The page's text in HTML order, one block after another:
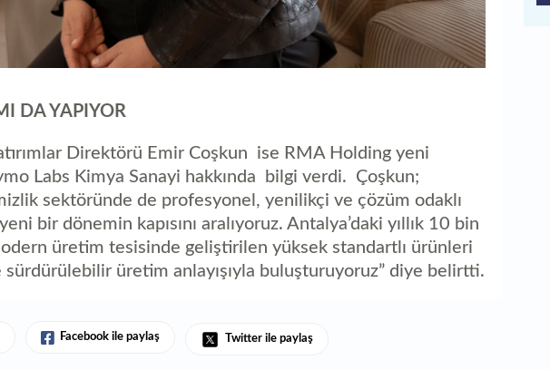
DA YAPIYOR
Direktörü Emir Coşkun ise RMA Holding yeni
Labs Kimya Sanayi hakkında bilgi verdi. Çoşkun;
sektöründe de profesyonel, yenilikçi ve çözüm odaklı
bir dönemin kapısını aralıyoruz. Antalya’daki yıllık 10 bin
üretim tesisinde geliştirilen yüksek standartlı ürünleri
üretim anlayışıyla buluşturuyoruz” diye belirtti.
Facebook ile paylaş Twitter ile paylaş